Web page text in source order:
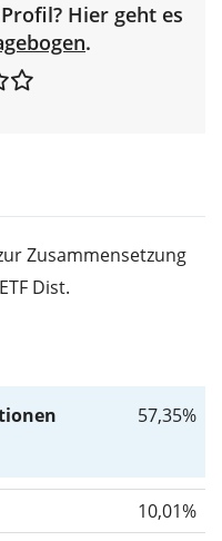
Hier geht es
.
Zusammensetzung
Dist.
57,35%
10,01%